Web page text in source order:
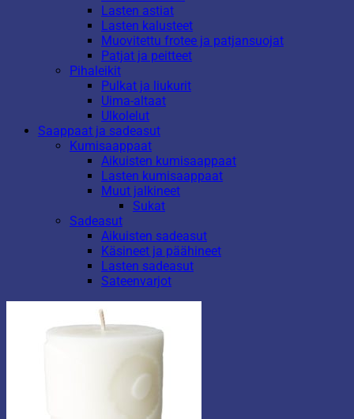
Lasten astiat
Lasten kalusteet
Muovitettu frotee ja patjansuojat
Patjat ja peitteet
Pihaleikit
Pulkat ja liukurit
Uima-altaat
Ulkolelut
Saappaat ja sadeasut
Kumisaappaat
Aikuisten kumisaappaat
Lasten kumisaappaat
Muut jalkineet
Sukat
Sadeasut
Aikuisten sadeasut
Käsineet ja päähineet
Lasten sadeasut
Sateenvarjot